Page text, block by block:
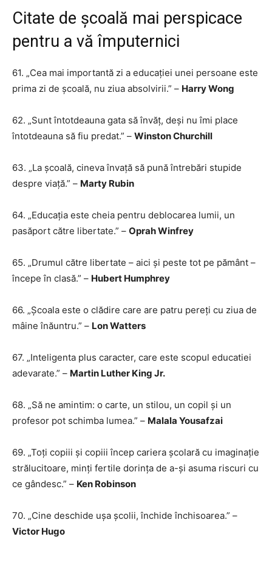
Citate de școală mai perspicace
pentru a vă împuternici
61. „Cea mai importantă zi a educației unei persoane este
prima zi de școală, nu ziua absolvirii.” – Harry Wong
62. „Sunt întotdeauna gata să învăț, deși nu îmi place
întotdeauna să fiu predat.” – Winston Churchill
63. „La școală, cineva învață să pună întrebări stupide
despre viață.” – Marty Rubin
64. „Educația este cheia pentru deblocarea lumii, un
pasăport către libertate.” – Oprah Winfrey
65. „Drumul către libertate – aici și peste tot pe pământ –
începe în clasă.” – Hubert Humphrey
66. „Școala este o clădire care are patru pereți cu ziua de
mâine înăuntru.” – Lon Watters
67. „Inteligenta plus caracter, care este scopul educatiei
adevarate.” – Martin Luther King Jr.
68. „Să ne amintim: o carte, un stilou, un copil și un
profesor pot schimba lumea.” – Malala Yousafzai
69. „Toți copiii și copiii încep cariera școlară cu imaginație
strălucitoare, minți fertile dorința de a-și asuma riscuri cu
ce gândesc.” – Ken Robinson
70. „Cine deschide ușa școlii, închide închisoarea.” –
Victor Hugo